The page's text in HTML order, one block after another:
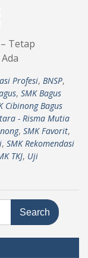
Tetap
Profesi, BNSP,
, SMK Bagus
Cibinong Bagus
- Risma Mutia
, SMK Favorit,
, SMK Rekomendasi
TKJ, Uji